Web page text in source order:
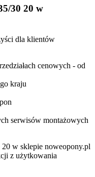
30 20 w
dla klientów
cenowych - od
kraju
serwisów montażowych
w sklepie noweopony.pl
z użytkowania